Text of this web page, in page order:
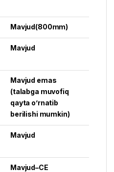
Mavjud(800mm)
Mavjud
Mavjud emas
(talabga muvofiq
qayta o’rnatib
berilishi mumkin)
Mavjud
Mavjud–CE